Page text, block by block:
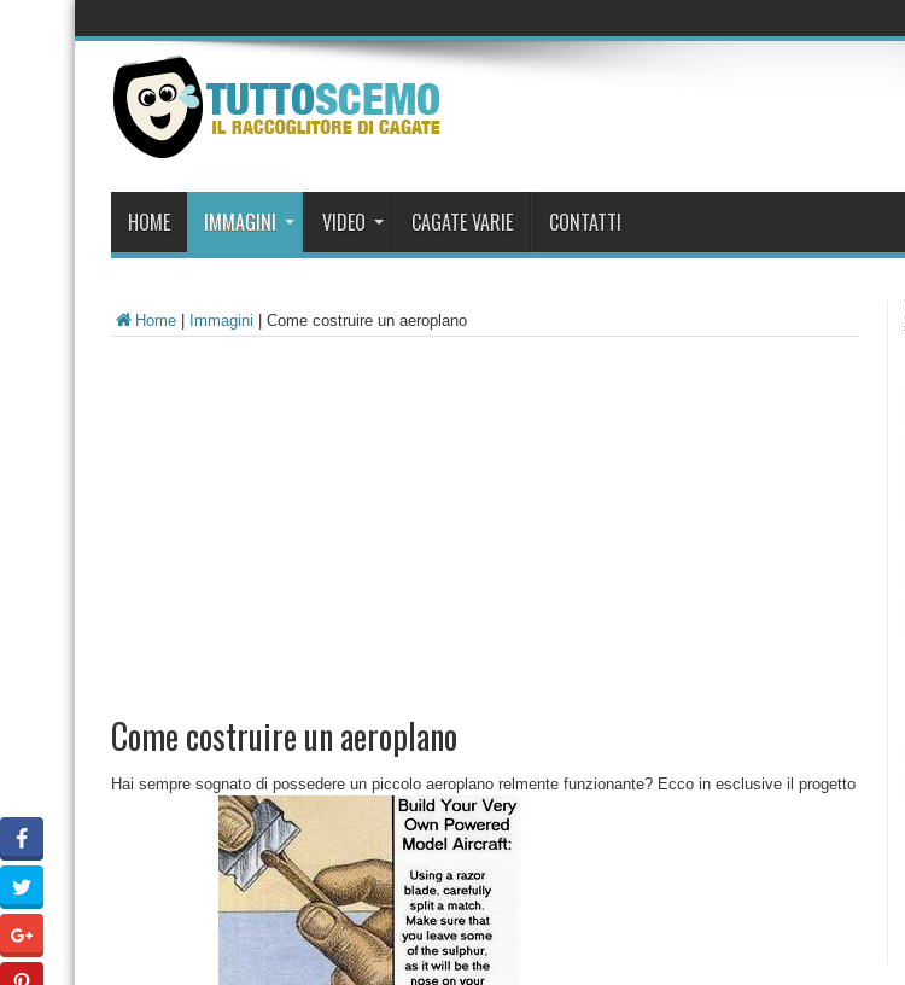
HOME IMMAGINI VIDEO CAGATE VARIE CONTATTI
Home Immagini Come costruire un aeroplano
Come costruire un aeroplano
Hai sempre sognato di possedere un piccolo aeroplano relmente funzionante? Ecco in esclusive il progetto